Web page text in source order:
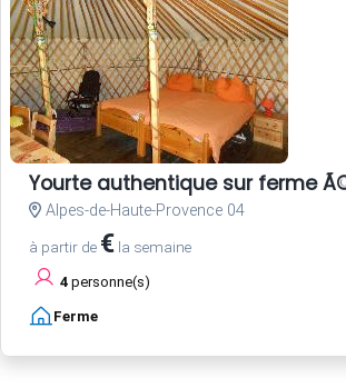
Yourte authentique sur ferme
Alpes-de-Haute-Provence 04
à partir de € la semaine
4 personne(s)
Ferme